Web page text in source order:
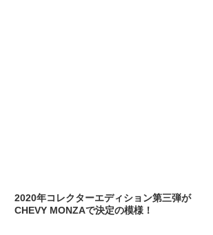
2020年コレクターエディション第三弾が
CHEVY MONZAで決定の模様！